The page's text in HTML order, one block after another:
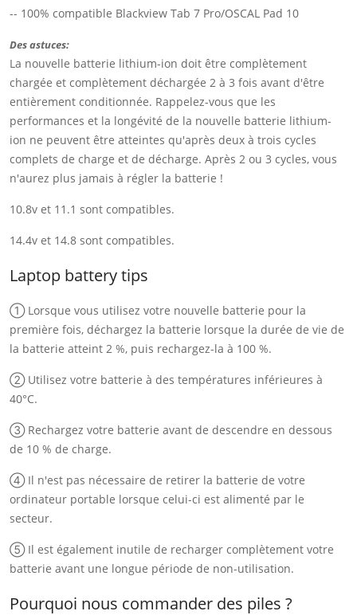
-- 100% compatible Blackview Tab 7 Pro/OSCAL Pad 10
Des astuces:
La nouvelle batterie lithium-ion doit être complètement
chargée et complètement déchargée 2 à 3 fois avant d'être
entièrement conditionnée. Rappelez-vous que les
performances et la longévité de la nouvelle batterie lithium-
ion ne peuvent être atteintes qu'après deux à trois cycles
complets de charge et de décharge. Après 2 ou 3 cycles, vous
n'aurez plus jamais à régler la batterie !
10.8v et 11.1 sont compatibles.
14.4v et 14.8 sont compatibles.
Laptop battery tips
① Lorsque vous utilisez votre nouvelle batterie pour la
première fois, déchargez la batterie lorsque la durée de vie de
la batterie atteint 2 %, puis rechargez-la à 100 %.
② Utilisez votre batterie à des températures inférieures à
40°C.
③ Rechargez votre batterie avant de descendre en dessous
de 10 % de charge.
④ Il n'est pas nécessaire de retirer la batterie de votre
ordinateur portable lorsque celui-ci est alimenté par le
secteur.
⑤ Il est également inutile de recharger complètement votre
batterie avant une longue période de non-utilisation.
Pourquoi nous commander des piles ?